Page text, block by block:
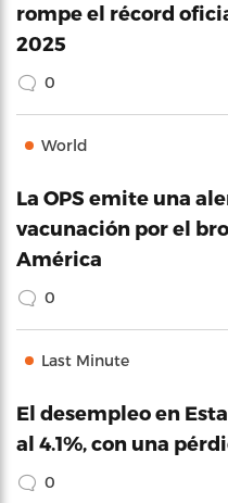
rompe el récord
2025
0
World
La OPS emite una
vacunación por el
América
0
Last Minute
El desempleo en
al 4.1%, con una
0